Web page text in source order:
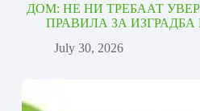
ДОМ: НЕ НИ ТРЕБААТ
ПРАВИЛА ЗА
July 30, 2026